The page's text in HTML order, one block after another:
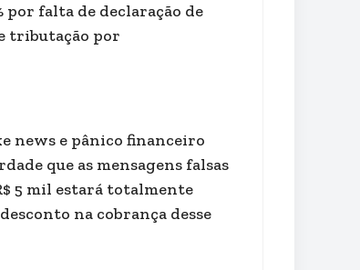
falta de declaração de
tributação por
news e pânico financeiro
que as mensagens falsas
5 mil estará totalmente
na cobrança desse